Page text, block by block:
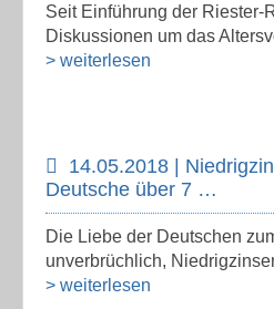
Seit Einführung der Riester-
Diskussionen um das
> weiterlesen
14.05.2018 |
Deutsche über 7 …
Die Liebe der Deutschen
unverbrüchlich,
> weiterlesen